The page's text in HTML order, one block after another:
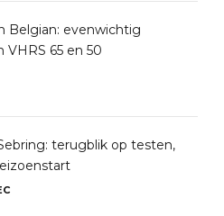
Belgian: evenwichtig
VHRS 65 en 50
terugblik op testen,